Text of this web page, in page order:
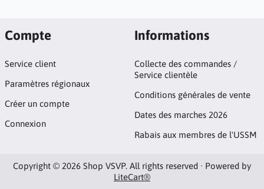
Compte
Service client
Paramètres régionaux
Créer un compte
Connexion
Informations
Collecte des commandes /
Service clientèle
Conditions générales de vente
Dates des marches 2026
Rabais aux membres de l'USSM
Copyright © 2026 Shop VSVP. All rights reserved · Powered by
LiteCart®